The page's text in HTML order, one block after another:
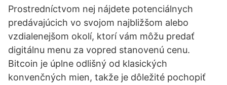
Prostredníctvom nej nájdete potenciálnych
predávajúcich vo svojom najbližšom alebo
vzdialenejšom okolí, ktorí vám môžu predať
digitálnu menu za vopred stanovenú cenu.
Bitcoin je úplne odlišný od klasických
konvenčných mien, takže je dôležité pochopiť